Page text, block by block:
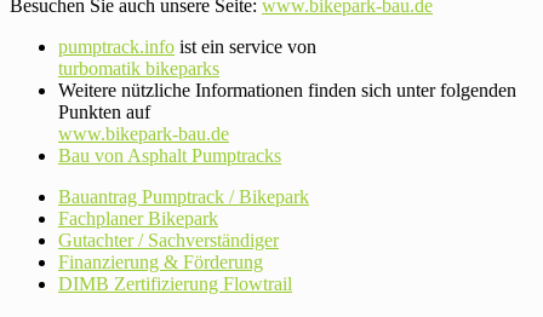
Besuchen Sie auch unsere Seite: www.bikepark-bau.de
pumptrack.info ist ein service von
turbomatik bikeparks
Weitere nützliche Informationen finden sich unter folgenden
Punkten auf
www.bikepark-bau.de
Bau von Asphalt Pumptracks
Bauantrag Pumptrack / Bikepark
Fachplaner Bikepark
Gutachter / Sachverständiger
Finanzierung & Förderung
DIMB Zertifizierung Flowtrail